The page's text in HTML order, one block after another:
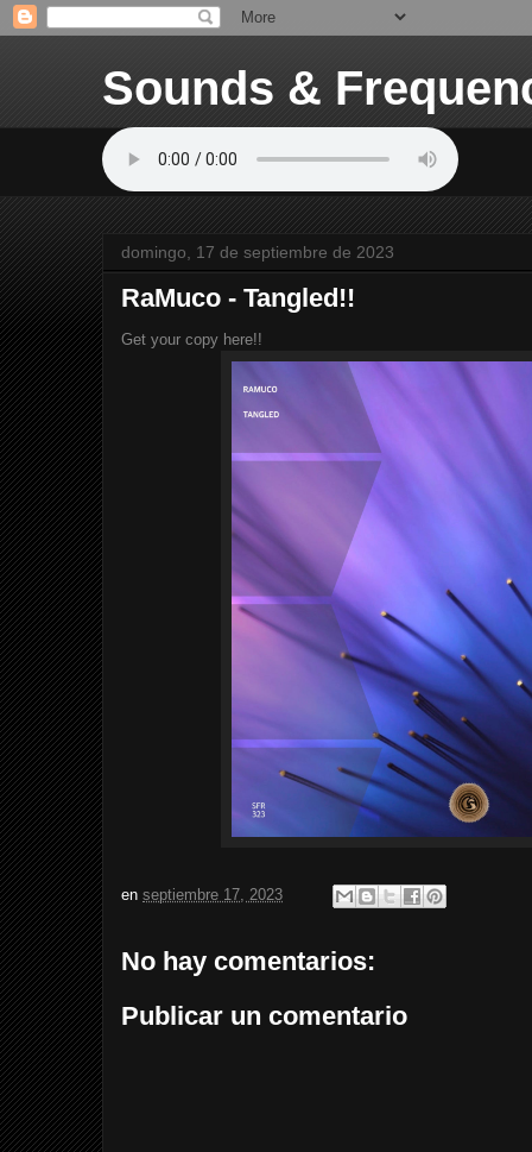
Sounds &
domingo, 17 de septiembre de 2023
RaMuco - Tangled!!
Get your copy here!!
en septiembre 17, 2023
No hay comentarios:
Publicar un comentario